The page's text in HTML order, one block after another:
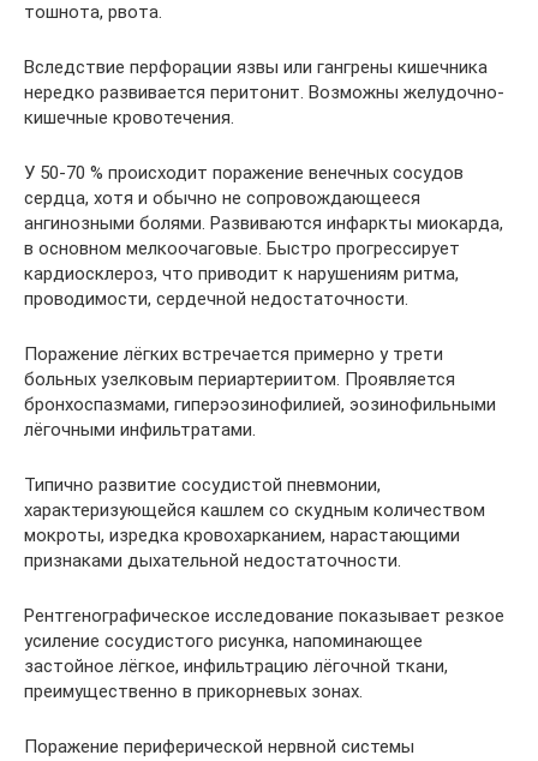
тошнота, рвота.
Вследствие перфорации язвы или гангрены кишечника
нередко развивается перитонит. Возможны желудочно-
кишечные кровотечения.
У 50-70 % происходит поражение венечных сосудов
сердца, хотя и обычно не сопровождающееся
ангинозными болями. Развиваются инфаркты миокарда,
в основном мелкоочаговые. Быстро прогрессирует
кардиосклероз, что приводит к нарушениям ритма,
проводимости, сердечной недостаточности.
Поражение лёгких встречается примерно у трети
больных узелковым периартериитом. Проявляется
бронхоспазмами, гиперэозинофилией, эозинофильными
лёгочными инфильтратами.
Типично развитие сосудистой пневмонии,
характеризующейся кашлем со скудным количеством
мокроты, изредка кровохарканием, нарастающими
признаками дыхательной недостаточности.
Рентгенографическое исследование показывает резкое
усиление сосудистого рисунка, напоминающее
застойное лёгкое, инфильтрацию лёгочной ткани,
преимущественно в прикорневых зонах.
Поражение периферической нервной системы